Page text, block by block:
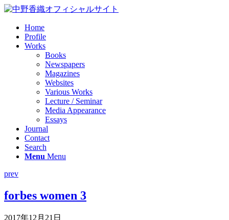
Home
Profile
Works
Books
Newspapers
Magazines
Websites
Various Works
Lecture / Seminar
Media Appearance
Essays
Journal
Contact
Search
Menu Menu
prev
forbes women 3
2017年12月21日